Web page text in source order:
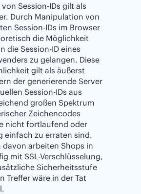
von Session-IDs gilt als
Durch Manipulation von
Session-IDs im Browser
die Möglichkeit
die Session-ID eines
zu gelangen. Diese
gilt als äußerst
der generierende Server
Session-IDs aus
großen Spektrum
Zeichencodes
nicht fortlaufend oder
einfach zu erraten sind.
davon arbeiten Shops in
mit SSL-Verschlüsselung,
Sicherheitsstufe
Treffer wäre in der Tat